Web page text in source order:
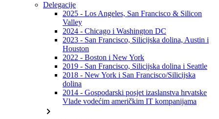
Delegacije
2025 - Los Angeles, San Francisco & Silicon
Valley
2024 - Chicago i Washington DC
2023 - San Francisco, Silicijska dolina, Austin i
Houston
2022 - Boston i New York
2019 - San Francisco, Silicijska dolina i Seattle
2018 - New York i San Francisco/Silicijska
dolina
2014 - Gospodarski posjet izaslanstva hrvatske
Vlade vodećim američkim IT kompanijama
chevron_right